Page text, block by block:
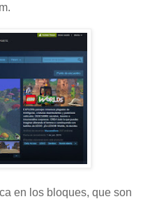
en los bloques, que son